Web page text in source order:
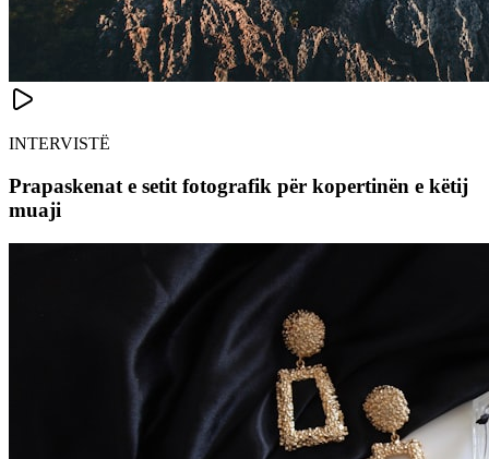
INTERVISTË
Prapaskenat e setit fotografik për kopertinën e këtij
muaji